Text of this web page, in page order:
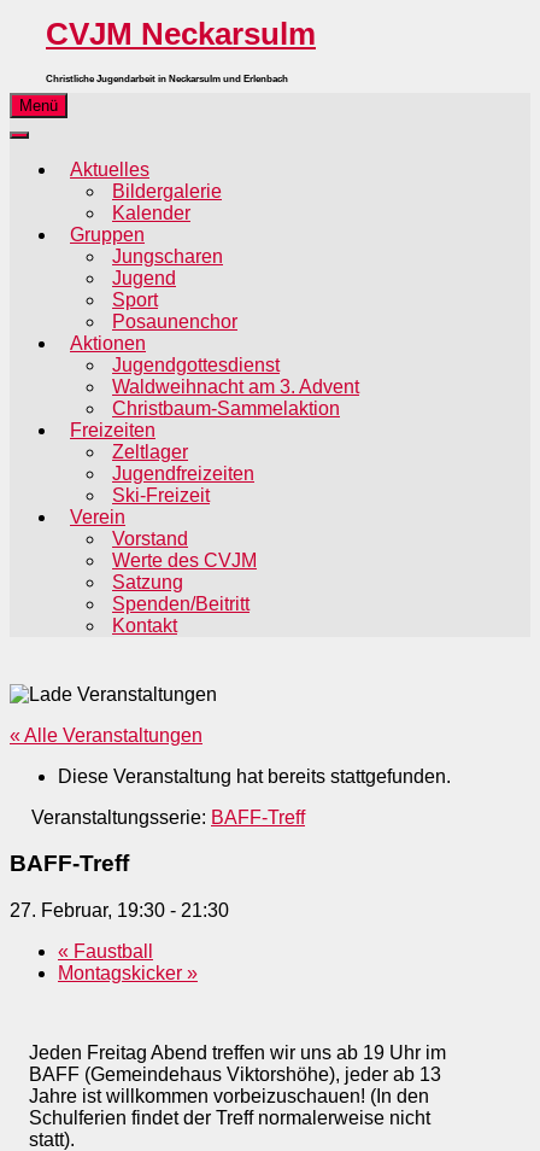
CVJM Neckarsulm
Christliche Jugendarbeit in Neckarsulm und Erlenbach
Menü
Aktuelles
Bildergalerie
Kalender
Gruppen
Jungscharen
Jugend
Sport
Posaunenchor
Aktionen
Jugendgottesdienst
Waldweihnacht am 3. Advent
Christbaum-Sammelaktion
Freizeiten
Zeltlager
Jugendfreizeiten
Ski-Freizeit
Verein
Vorstand
Werte des CVJM
Satzung
Spenden/Beitritt
Kontakt
« Alle Veranstaltungen
Diese Veranstaltung hat bereits stattgefunden.
Veranstaltungsserie: BAFF-Treff
BAFF-Treff
27. Februar, 19:30 - 21:30
« Faustball
Montagskicker »
Jeden Freitag Abend treffen wir uns ab 19 Uhr im
BAFF (Gemeindehaus Viktorshöhe), jeder ab 13
Jahre ist willkommen vorbeizuschauen! (In den
Schulferien findet der Treff normalerweise nicht
statt).